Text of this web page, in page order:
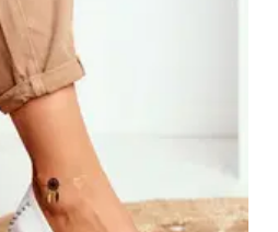
natūrali oda
Skóra ekologiczna
Atviras
Mažesnis